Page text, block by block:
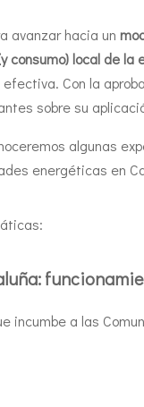
avanzar hacia un
consumo) local de
Con la
sobre su
algunas
energéticas en
incumbe a las